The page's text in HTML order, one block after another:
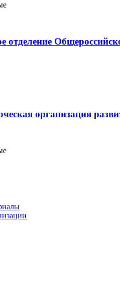
отделение
организация